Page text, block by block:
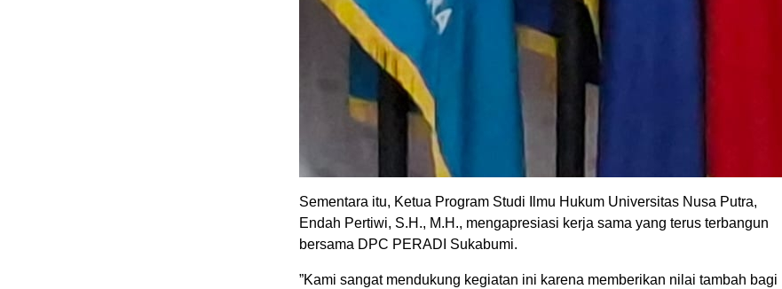
‎Sementara itu, Ketua Program Studi Ilmu Hukum Universitas Nusa Putra,
Endah Pertiwi, S.H., M.H., mengapresiasi kerja sama yang terus terbangun
bersama DPC PERADI Sukabumi.
‎”Kami sangat mendukung kegiatan ini karena memberikan nilai tambah bagi